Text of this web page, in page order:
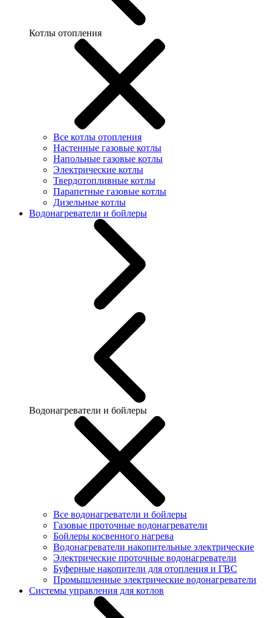
Котлы отопления
Все котлы отопления
Настенные газовые котлы
Напольные газовые котлы
Электрические котлы
Твердотопливные котлы
Парапетные газовые котлы
Дизельные котлы
Водонагреватели и бойлеры
Водонагреватели и бойлеры
Все водонагреватели и бойлеры
Газовые проточные водонагреватели
Бойлеры косвенного нагрева
Водонагреватели накопительные электрические
Электрические проточные водонагреватели
Буферные накопители для отопления и ГВС
Промышленные электрические водонагреватели
Системы управления для котлов